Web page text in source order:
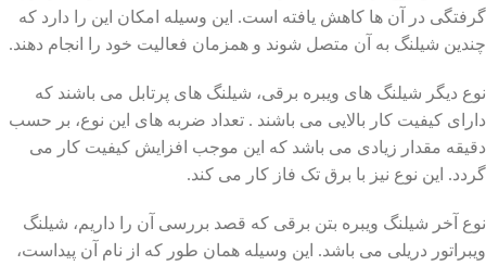
گرفتگی در آن ها کاهش یافته است. این وسیله امکان این را دارد که
چندین شیلنگ به آن متصل شوند و همزمان فعالیت خود را انجام دهند.
نوع دیگر شیلنگ های ویبره برقی، شیلنگ های پرتابل می باشند که
دارای کیفیت کار بالایی می باشند . تعداد ضربه های این نوع، بر حسب
دقیقه مقدار زیادی می باشد که این موجب افزایش کیفیت کار می
گردد. این نوع نیز با برق تک فاز کار می کند.
نوع آخر شیلنگ ویبره بتن برقی که قصد بررسی آن را داریم، شیلنگ
ویبراتور دریلی می باشد. این وسیله همان طور که از نام آن پیداست،